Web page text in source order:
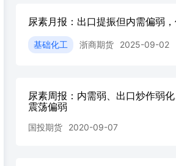
尿素月报：出口提振但内需偏弱
基础化工 浙商期货 2025-09-02
尿素周报：内需弱、出口炒作弱化
震荡偏弱
国投期货 2020-09-07